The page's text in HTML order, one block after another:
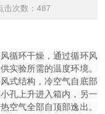
次数：487
循环干燥，通过循环风
实验所需的温度环境。
式结构，冷空气自底部
孔上升进入箱内，另一
空气全部自顶部逸出。